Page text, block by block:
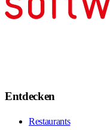
Entdecken
Restaurants